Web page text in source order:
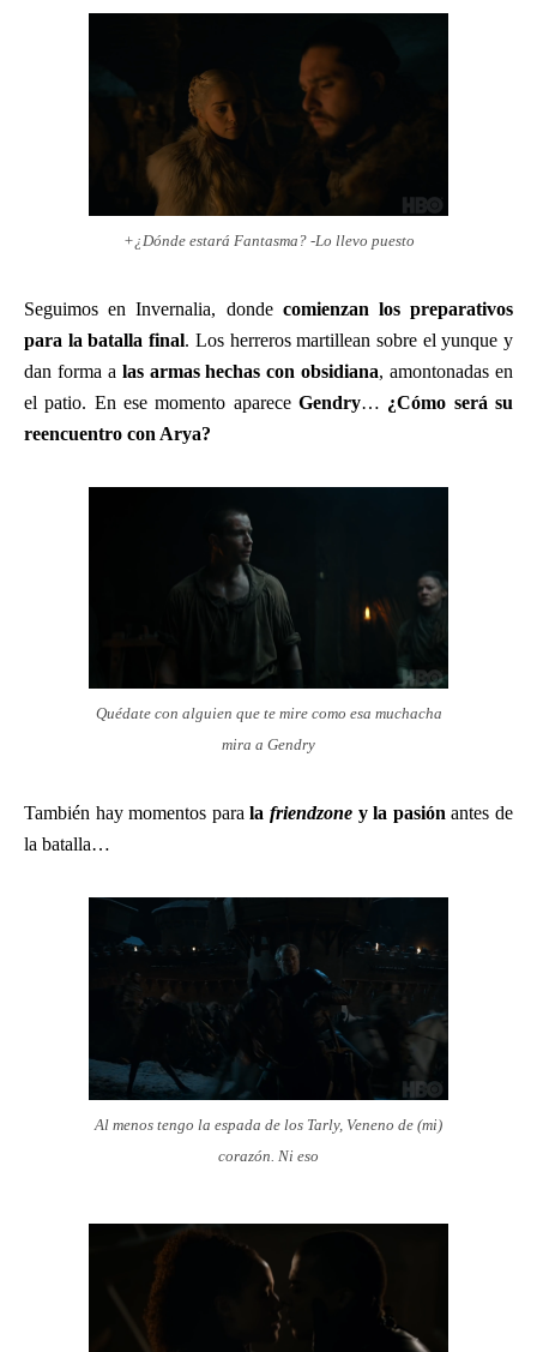
+¿Dónde estará Fantasma? -Lo llevo puesto
Seguimos en Invernalia, donde comienzan los preparativos
para la batalla final. Los herreros martillean sobre el yunque y
dan forma a las armas hechas con obsidiana, amontonadas en
el patio. En ese momento aparece Gendry… ¿Cómo será su
reencuentro con Arya?
Quédate con alguien que te mire como esa muchacha
mira a Gendry
También hay momentos paralafriendzone y la pasión antes de
la batalla…
Al menos tengo la espada de los Tarly, Veneno de (mi)
corazón. Ni eso